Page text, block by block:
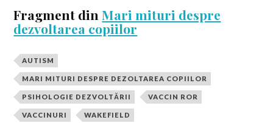
Fragment dinMari mituri despre
dezvoltarea copiilor
AUTISM
MARI MITURI DESPRE DEZOLTAREA COPIILOR
PSIHOLOGIE DEZVOLTĂRII VACCIN ROR
VACCINURI WAKEFIELD